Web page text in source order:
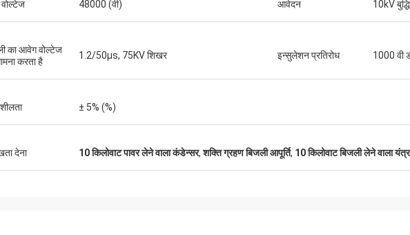
शादी कर
में प्रभावशाली अनुसंधान क्षमताएं हैं और यह
क्षमताओं और उच्च उत्पाद गुणवत्ता को
रिचर्ड
48000 (वी) आवेदन 10kV
का आवेग वोल्टेज
करता है
1.2/50μs, 75KV शिखर इन्सुलेशन प्रतिरोध 1000 वी
± 5% (%)
देना 10 किलोवाट पावर लेने वाला कंडेन्सर,शक्ति ग्रहण बिजली आपूर्ति, 10 किलोवाट बिजली लेने वाला यंत्र